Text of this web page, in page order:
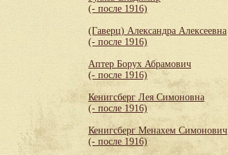
(- после 1916)
(Гаверц) Александра Алексеевна
(- после 1916)
Аптер Борух Абрамович
(- после 1916)
Кенигсберг Лея Симоновна
(- после 1916)
Кенигсберг Менахем Симонович
(- после 1916)